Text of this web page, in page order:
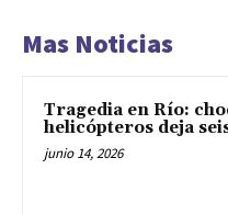
Mas Noticias
Tragedia en Río:
helicópteros deja
junio 14, 2026